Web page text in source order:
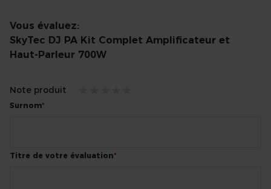
Vous évaluez:
SkyTec DJ PA Kit Complet Amplificateur et
Haut-Parleur 700W
Note produit
Surnom
Titre de votre évaluation